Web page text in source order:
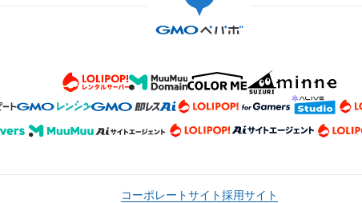
コーポレートサイト採用サイト